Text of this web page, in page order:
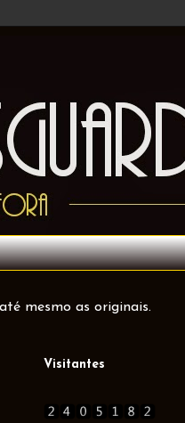
mesmo as originais.
Visitantes